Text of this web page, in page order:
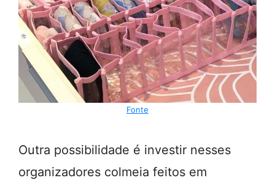
Fonte
Outra possibilidade é investir nesses
organizadores colmeia feitos em